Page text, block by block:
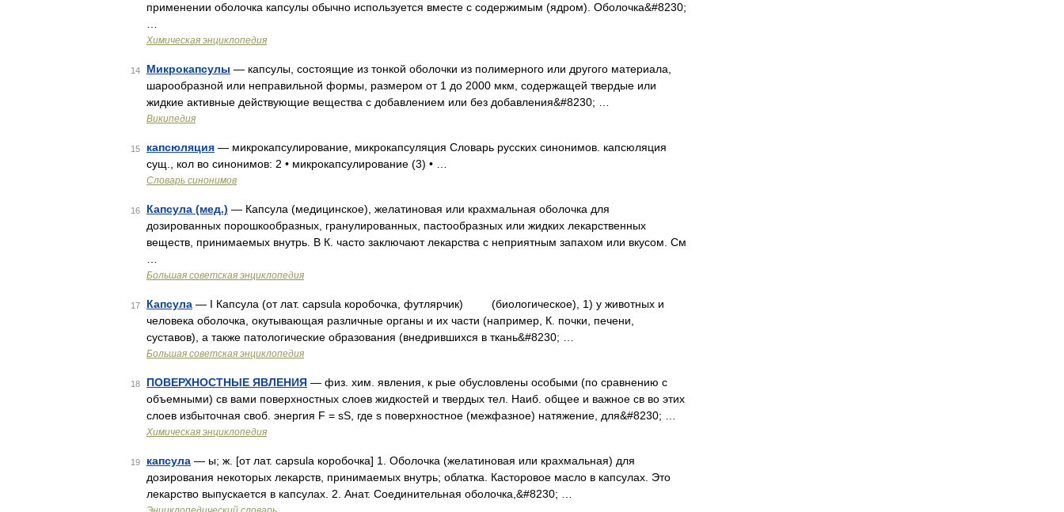
применении оболочка капсулы обычно используется вместе с содержимым (ядром). Оболочка&#8230;
Химическая энциклопедия
14 Микрокапсулы — капсулы, состоящие из тонкой оболочки из полимерного или другого материала,
шарообразной или неправильной формы, размером от 1 до 2000 мкм, содержащей твердые или
жидкие активные действующие вещества с добавлением или без добавления&#8230; …
Википедия
15 капсюляция — микрокапсулирование, микрокапсуляция Словарь русских синонимов. капсюляция
сущ., кол во синонимов: 2 • микрокапсулирование (3) • …
Словарь синонимов
16 Капсула (мед.) — Капсула (медицинское), желатиновая или крахмальная оболочка для
дозированных порошкообразных, гранулированных, пастообразных или жидких лекарственных
веществ, принимаемых внутрь. В К. часто заключают лекарства с неприятным запахом или вкусом. См
Большая советская энциклопедия
17 Капсула — I Капсула (от лат. capsula коробочка, футлярчик) (биологическое), 1) у животных и
человека оболочка, окутывающая различные органы и их части (например, К. почки, печени,
суставов), а также патологические образования (внедрившихся в ткань&#8230; …
Большая советская энциклопедия
18 ПОВЕРХНОСТНЫЕ ЯВЛЕНИЯ — физ. хим. явления, к рые обусловлены особыми (по сравнению с
объемными) св вами поверхностных слоев жидкостей и твердых тел. Наиб. общее и важное св во этих
слоев избыточная своб. энергия F = sS, где s поверхностное (межфазное) натяжение, для&#8230; …
Химическая энциклопедия
19 капсула — ы; ж. [от лат. capsula коробочка] 1. Оболочка (желатиновая или крахмальная) для
дозирования некоторых лекарств, принимаемых внутрь; облатка. Касторовое масло в капсулах. Это
лекарство выпускается в капсулах. 2. Анат. Соединительная оболочка,&#8230; …